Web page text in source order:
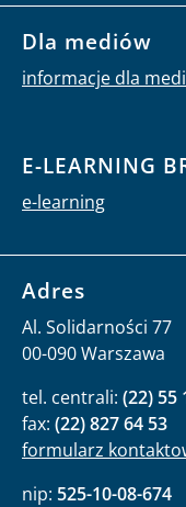
Dla mediów
informacje dla
E-LEARNING
e-learning
Adres
Al. Solidarności 77
00-090 Warszawa
tel. centrali: (22) 55
fax: (22) 827 64 53
formularz
nip: 525-10-08-674